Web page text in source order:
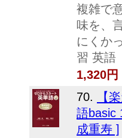
複雑で
味を、
にくか
習 英語
1,320円
70.
【
語basic
成重寿 ]